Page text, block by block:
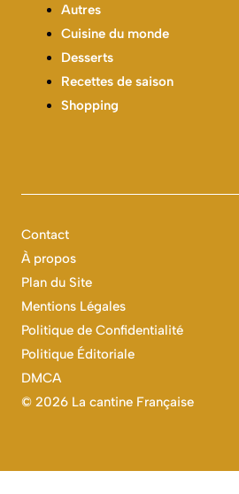
Autres
Cuisine du monde
Desserts
Recettes de saison
Shopping
© 2026 La cantine Française
Contact
À propos
Plan du Site
Mentions Légales
Politique de Confidentialité
Politique Éditoriale
DMCA